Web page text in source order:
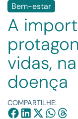
Bem-estar
A
vidas,
doença
COMPARTILHE: